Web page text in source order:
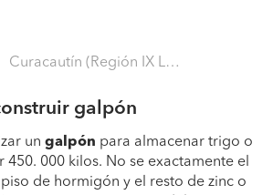
Curacautín (Región IX La Araucanía - Malleco)
galpón
un galpón para almacenar trigo o
450. 000 kilos. No se exactamente el
de hormigón y el resto de zinc o